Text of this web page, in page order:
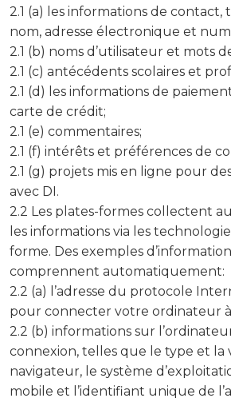
2.1 (a) les informations de
nom, adresse électronique et
2.1 (b) noms d’utilisateur et mots
2.1 (c) antécédents scolaires et
2.1 (d) les informations de
carte de crédit;
2.1 (e) commentaires;
2.1 (f) intérêts et préférences de
2.1 (g) projets mis en ligne pour
avec DI.
2.2 Les plates-formes collectent
les informations via les
forme. Des exemples
comprennent automatiquement:
2.2 (a) l’adresse du protocole
pour connecter votre ordinateur
2.2 (b) informations sur
connexion, telles que le type et la
navigateur, le système
mobile et l’identifiant unique de